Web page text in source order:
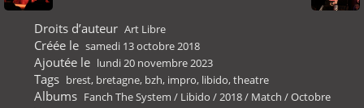
Droits d’auteur Art Libre
Créée le samedi 13 octobre 2018
Ajoutée le lundi 20 novembre 2023
Tags brest, bretagne, bzh, impro, libido,theatre
Albums Fanch The System / Libido /2018/ Match /Octobre